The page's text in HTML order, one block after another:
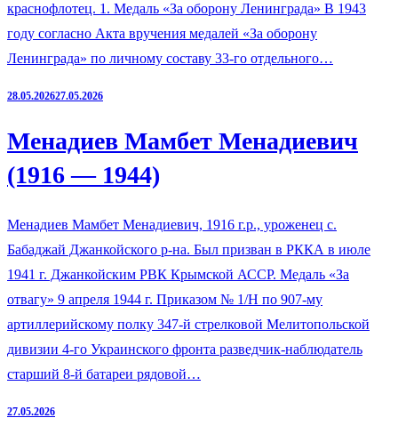
краснофлотец. 1. Медаль «За оборону Ленинграда» В 1943
году согласно Акта вручения медалей «За оборону
Ленинграда» по личному составу 33-го отдельного…
28.05.202627.05.2026
Менадиев Мамбет Менадиевич
(1916 — 1944)
Менадиев Мамбет Менадиевич, 1916 г.р., уроженец с.
Бабаджай Джанкойского р-на. Был призван в РККА в июле
1941 г. Джанкойским РВК Крымской АССР. Медаль «За
отвагу» 9 апреля 1944 г. Приказом № 1/Н по 907-му
артиллерийскому полку 347-й стрелковой Мелитопольской
дивизии 4-го Украинского фронта разведчик-наблюдатель
старший 8-й батареи рядовой…
27.05.2026